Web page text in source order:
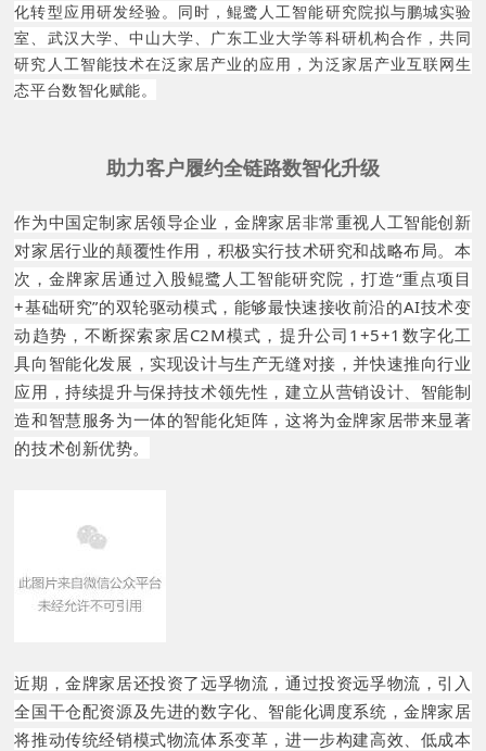
化转型应用研发经验。同时，鲲鹭人工智能研究院拟与鹏城实验
室、武汉大学、中山大学、广东工业大学等科研机构合作，共同
研究人工智能技术在泛家居产业的应用，为泛家居产业互联网生
态平台数智化赋能。
助力客户履约全链路数智化升级
作为中国定制家居领导企业，金牌家居非常重视人工智能创新
对家居行业的颠覆性作用，积极实行技术研究和战略布局。本
次，金牌家居通过入股鲲鹭人工智能研究院，打造“重点项目
+基础研究”的双轮驱动模式，能够最快速接收前沿的AI技术变
动趋势，不断探索家居C2M模式，提升公司1+5+1数字化工
具向智能化发展，实现设计与生产无缝对接，并快速推向行业
应用，持续提升与保持技术领先性，建立从营销设计、智能制
造和智慧服务为一体的智能化矩阵，这将为金牌家居带来显著
的技术创新优势。
近期，金牌家居还投资了远孚物流，通过投资远孚物流，引入
全国干仓配资源及先进的数字化、智能化调度系统，金牌家居
将推动传统经销模式物流体系变革，进一步构建高效、低成本